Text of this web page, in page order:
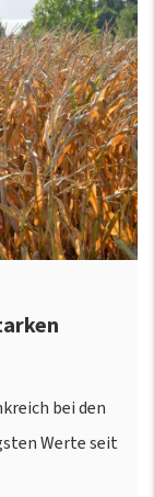
bei den
Werte seit